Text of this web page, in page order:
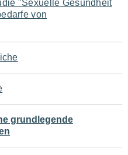
"Sexuelle Gesundheit
von
grundlegende